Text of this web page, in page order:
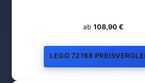
ab 108,90 €
LEGO 72168